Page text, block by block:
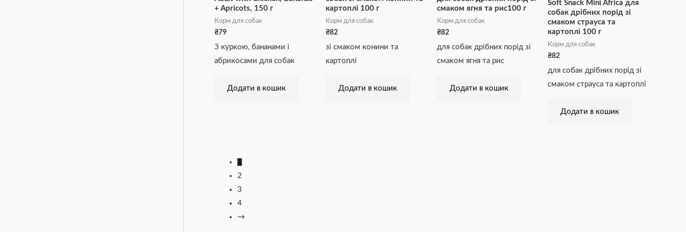
+ Apricots, 150 г
Корм для собак
₴79
З куркою, бананами і
абрикосами для собак
Додати в кошик
картоплі 100 г
Корм для собак
₴82
зі смаком конини та
картоплі
Додати в кошик
смаком ягня та рис100 г
Корм для собак
₴82
для собак дрібних порід зі
смаком ягня та рис
Додати в кошик
Soft Snack Mini Africa для
собак дрібних порід зі
смаком страуса та
картоплі 100 г
Корм для собак
₴82
для собак дрібних порід зі
смаком страуса та картоплі
Додати в кошик
1
2
3
4
→